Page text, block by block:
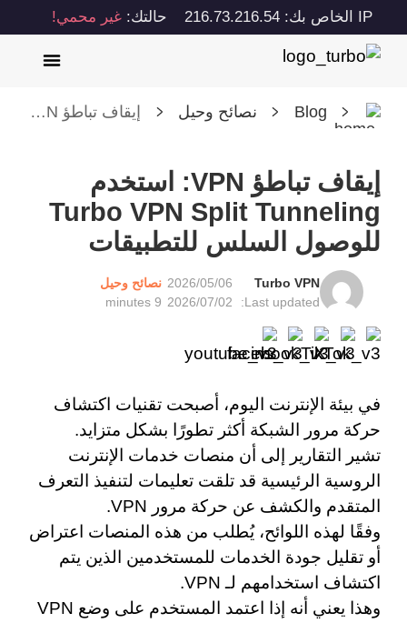
IP الخاص بك: 216.73.216.54 حالتك: غير محمي!
Blog نصائح وحيل إيقاف تباطؤ VPN: استخدم Turbo VPN Split Tunneling للوصول السلس للتطبيقات
إيقاف تباطؤ VPN: استخدم
Turbo VPN Split Tunneling
للوصول السلس للتطبيقات
Turbo VPN
2026/05/06 نصائح وحيل
Last updated:
2026/07/02
9 minutes
في بيئة الإنترنت اليوم، أصبحت تقنيات اكتشاف
حركة مرور الشبكة أكثر تطورًا بشكل متزايد.
تشير التقارير إلى أن منصات خدمات الإنترنت
الروسية الرئيسية قد تلقت تعليمات لتنفيذ التعرف
المتقدم والكشف عن حركة مرور VPN.
وفقًا لهذه اللوائح، يُطلب من هذه المنصات اعتراض
أو تقليل جودة الخدمات للمستخدمين الذين يتم
اكتشاف استخدامهم لـ VPN.
وهذا يعني أنه إذا اعتمد المستخدم على وضع VPN